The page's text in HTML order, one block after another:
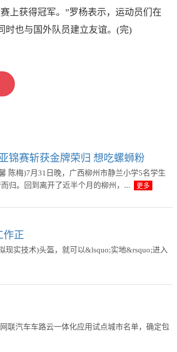
上获得冠军。”罗杨表示，运动员们在
时也与国外队员建立友谊。(完)
锦赛斩获金牌荣归 想吃螺蛳粉
陈梅)7月31日晚，广西柳州市静兰小学5名学生
归。回到离开了近半个月的柳州，...
更多
作正
现实技术)头盔，就可以&lsquo;实地&rsquo;进入
联汽车车路云一体化应用试点城市名单，确定包